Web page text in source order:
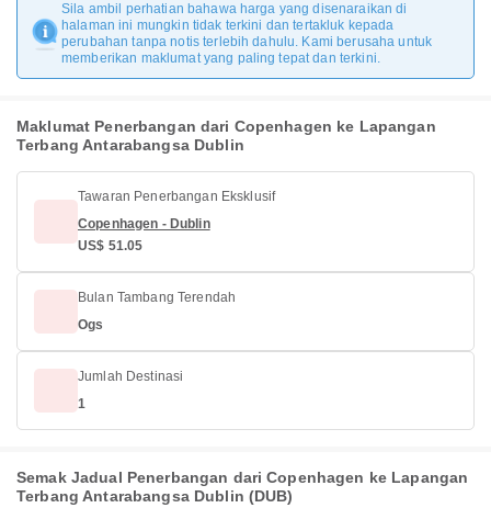
Sila ambil perhatian bahawa harga yang disenaraikan di
halaman ini mungkin tidak terkini dan tertakluk kepada
perubahan tanpa notis terlebih dahulu. Kami berusaha untuk
memberikan maklumat yang paling tepat dan terkini.
Maklumat Penerbangan dari Copenhagen ke Lapangan
Terbang Antarabangsa Dublin
Tawaran Penerbangan Eksklusif
Copenhagen - Dublin
US$ 51.05
Bulan Tambang Terendah
Ogs
Jumlah Destinasi
1
Semak Jadual Penerbangan dari Copenhagen ke Lapangan
Terbang Antarabangsa Dublin (DUB)